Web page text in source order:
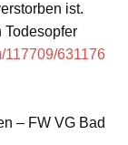
ist.
Todesopfer
117709/631176
– FW VG Bad